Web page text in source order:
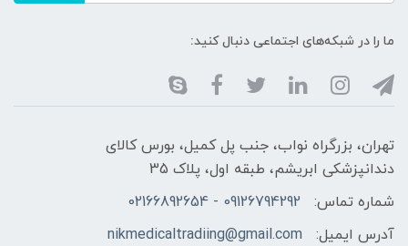
ما را در شبکه‌های اجتماعی دنبال کنید:
تهران، بزرگراه نواب، جنب پل کمیل، بورس کالای
دندانپزشکی ابریشم، طبقه اول، پلاک 35
شماره تماس:
09126794292 - 02166892654
آدرس ایمیل:
nikmedicaltradiing@gmail.com